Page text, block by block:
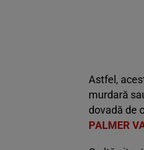
Astfel,
murdară
dovadă de
PALMER